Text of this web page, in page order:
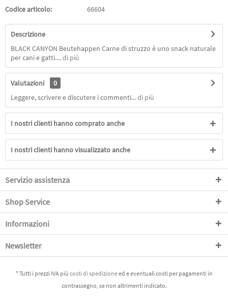
Codice articolo: 66604
Descrizione
BLACK CANYON Beutehappen Carne di struzzo è uno snack naturale
per cani e gatti....di più
Valutazioni
0
Leggere, scrivere e discutere i commenti...di più
I nostri clienti hanno comprato anche
I nostri clienti hanno visualizzato anche
Servizio assistenza
Shop Service
Informazioni
Newsletter
* Tutti i prezzi IVA più costi di spedizioneed e eventuali costi per pagamenti in
contrassegno, se non altrimenti indicato.